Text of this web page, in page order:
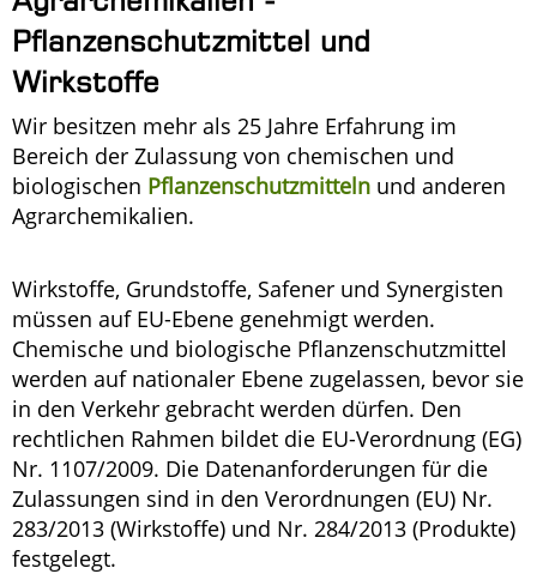
Pflanzenschutzmittel und
Wirkstoffe
Wir besitzen mehr als 25 Jahre Erfahrung im
Bereich der Zulassung von chemischen und
biologischen Pflanzenschutzmitteln und anderen
Agrarchemikalien.
Wirkstoffe, Grundstoffe, Safener und Synergisten
müssen auf EU-Ebene genehmigt werden.
Chemische und biologische Pflanzenschutzmittel
werden auf nationaler Ebene zugelassen, bevor sie
in den Verkehr gebracht werden dürfen. Den
rechtlichen Rahmen bildet die EU-Verordnung (EG)
Nr. 1107/2009. Die Datenanforderungen für die
Zulassungen sind in den Verordnungen (EU) Nr.
283/2013 (Wirkstoffe) und Nr. 284/2013 (Produkte)
festgelegt.